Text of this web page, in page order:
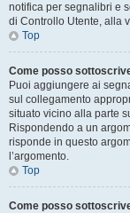
notifica per segnalibri e
di Controllo Utente, alla
Top
Come posso
Puoi aggiungere ai
sul collegamento
situato vicino alla parte
Rispondendo a un
risponde in questo
l’argomento.
Top
Come posso